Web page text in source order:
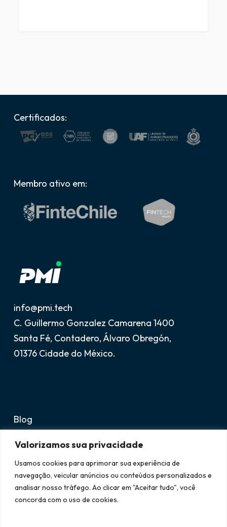
Valorizamos sua privacidade
Usamos cookies para aprimorar sua experiência de
navegação, veicular anúncios ou conteúdos personalizados e
analisar nosso tráfego. Ao clicar em "Aceitar tudo", você
concorda com o uso de cookies.
Certificados:
Membro ativo em:
info@pmi.tech
C. Guillermo Gonzalez Camarena 1400
Santa Fé, Contadero, Álvaro Obregón,
01376 Cidade do México.
Blog
Avisos legais
Suporte